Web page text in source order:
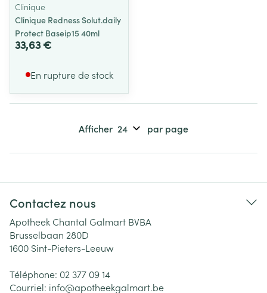
Clinique
Clinique Redness Solut.daily
Protect Baseip15 40ml
33,63 €
En rupture de stock
Afficher par page
Contactez nous
Apotheek Chantal Galmart BVBA
Brusselbaan 280D
1600 Sint-Pieters-Leeuw
Téléphone: 02 377 09 14
Courriel: info@apotheekgalmart.be